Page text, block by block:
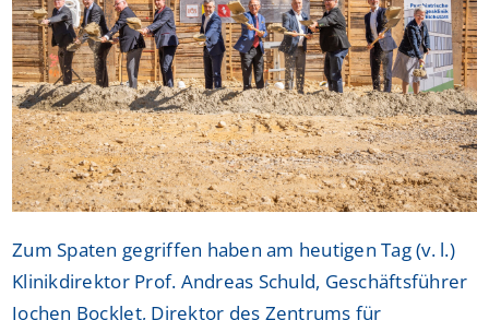
Zum Spaten gegriffen haben am heutigen Tag (v. l.)
Klinikdirektor Prof. Andreas Schuld, Geschäftsführer
Jochen Bocklet, Direktor des Zentrums für